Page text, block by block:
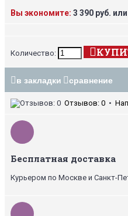
Вы экономите: 3 390 руб. или
Количество:
в закладки сравнение
Отзывов: 0 •
Бесплатная доставка
Курьером по Москве и Санкт-